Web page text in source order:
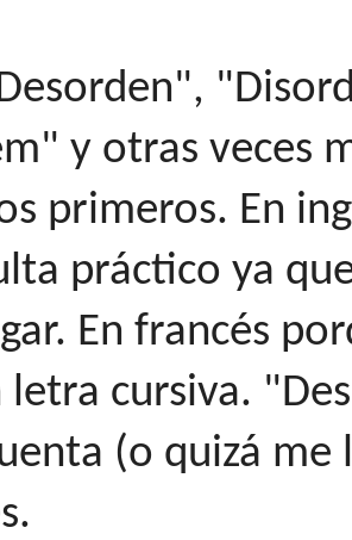
y otras veces
primeros. En
práctico ya
En francés
letra cursiva.
(o quizá